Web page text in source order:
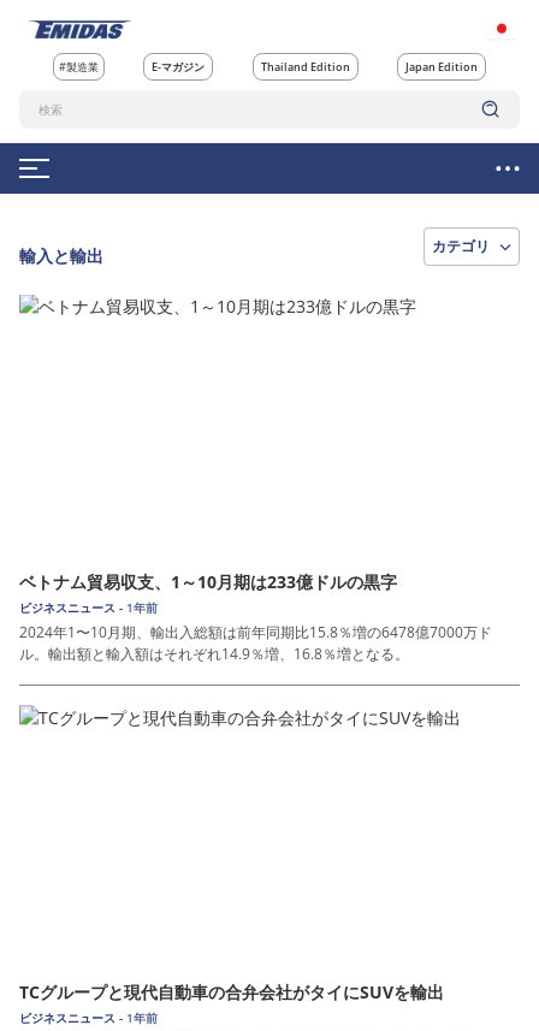
#製造業 E-マガジン Thailand Edition Japan Edition
輸入と輸出 カテゴリ
ベトナム貿易収支、1～10月期は233億ドルの黒字
ビジネスニュース - 1年前
2024年1〜10月期、輸出入総額は前年同期比15.8％増の6478億7000万ド
ル。輸出額と輸入額はそれぞれ14.9％増、16.8％増となる。
TCグループと現代自動車の合弁会社がタイにSUVを輸出
ビジネスニュース - 1年前